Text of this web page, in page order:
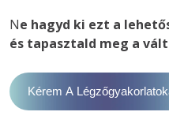
Ne hagyd ki ezt a
és tapasztald meg a
Kérem A